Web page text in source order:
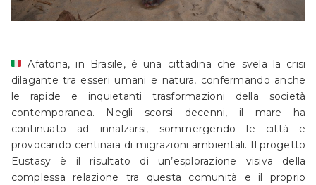
Afatona, in Brasile, è una cittadina che svela la crisi
dilagante tra esseri umani e natura, confermando anche
le rapide e inquietanti trasformazioni della società
contemporanea. Negli scorsi decenni, il mare ha
continuato ad innalzarsi, sommergendo le città e
provocando centinaia di migrazioni ambientali. Il progetto
Eustasy è il risultato di un’esplorazione visiva della
complessa relazione tra questa comunità e il proprio